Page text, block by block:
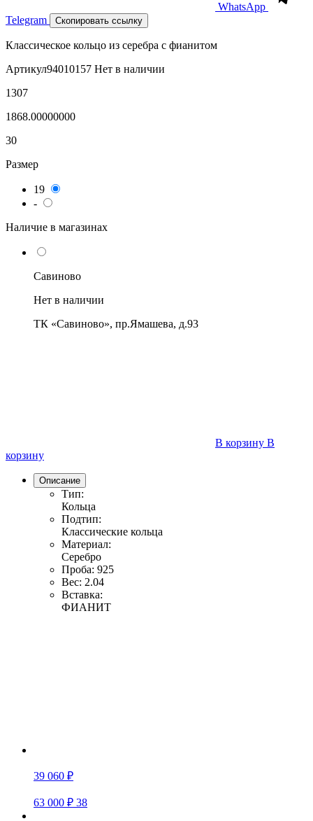
WhatsApp
Telegram
Скопировать ссылку
Классическое кольцо из серебра с фианитом
Артикул94010157 Нет в наличии
1307
1868.00000000
30
Размер
19
-
Наличие в магазинах
Савиново
Нет в наличии
ТК «Савиново», пр.Ямашева, д.93
В корзину В
корзину
Описание
Тип:
Кольца
Подтип:
Классические кольца
Материал:
Серебро
Проба: 925
Вес: 2.04
Вставка:
ФИАНИТ
39 060 ₽
63 000 ₽ 38